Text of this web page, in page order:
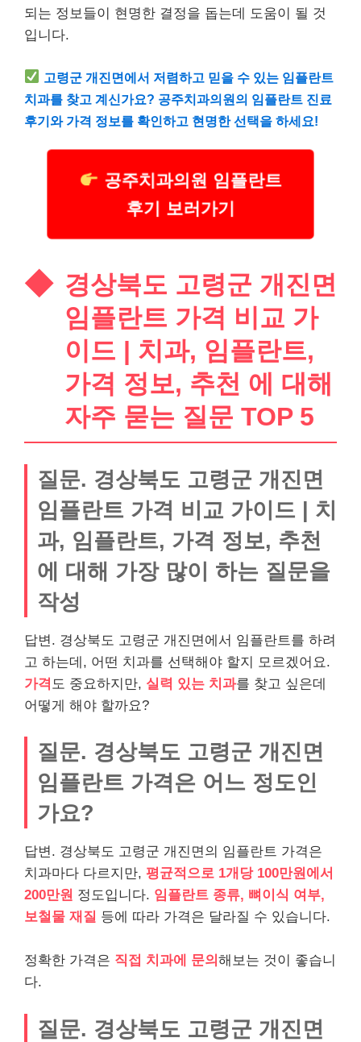
되는 정보들이 현명한 결정을 돕는데 도움이 될 것
입니다.
고령군 개진면에서 저렴하고 믿을 수 있는 임플란트
치과를 찾고 계신가요? 공주치과의원의 임플란트 진료
후기와 가격 정보를 확인하고 현명한 선택을 하세요!
공주치과의원 임플란트
후기 보러가기
경상북도 고령군 개진면
임플란트 가격 비교 가
이드 | 치과, 임플란트,
가격 정보, 추천 에 대해
자주 묻는 질문 TOP 5
질문. 경상북도 고령군 개진면
임플란트 가격 비교 가이드 | 치
과, 임플란트, 가격 정보, 추천
에 대해 가장 많이 하는 질문을
작성
답변. 경상북도 고령군 개진면에서 임플란트를 하려
고 하는데, 어떤 치과를 선택해야 할지 모르겠어요.
가격 도 중요하지만, 실력 있는 치과를 찾고 싶은데
어떻게 해야 할까요?
질문. 경상북도 고령군 개진면
임플란트 가격은 어느 정도인
가요?
답변. 경상북도 고령군 개진면의 임플란트 가격은
치과마다 다르지만, 평균적으로 1개당 100만원에서
200만원 정도입니다. 임플란트 종류, 뼈이식 여부,
보철물 재질 등에 따라 가격은 달라질 수 있습니다.
정확한 가격은 직접 치과에 문의 해보는 것이 좋습니
다.
질문. 경상북도 고령군 개진면